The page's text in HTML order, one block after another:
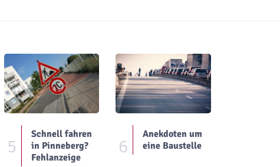
5
Schnell fahren
in Pinneberg?
Fehlanzeige
6
Anekdoten um
eine Baustelle